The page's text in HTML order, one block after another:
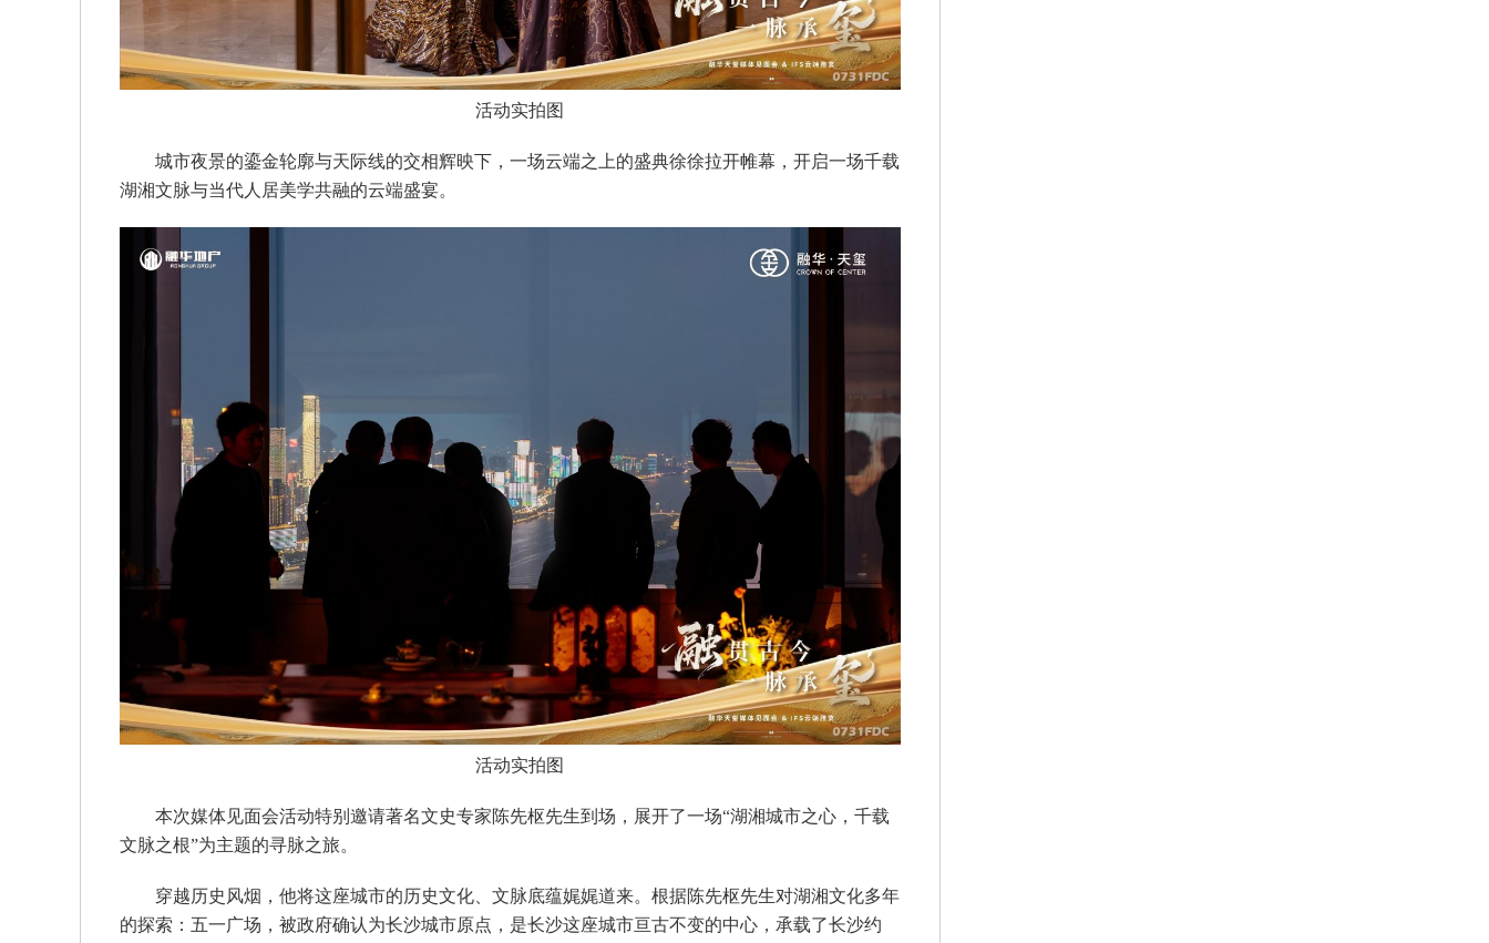
活动实拍图
城市夜景的鎏金轮廓与天际线的交相辉映下，一场云端之上的盛典徐徐拉开帷幕，开启一场千载
湖湘文脉与当代人居美学共融的云端盛宴。
活动实拍图
本次媒体见面会活动特别邀请著名文史专家陈先枢先生到场，展开了一场“湖湘城市之心，千载
文脉之根”为主题的寻脉之旅。
穿越历史风烟，他将这座城市的历史文化、文脉底蕴娓娓道来。根据陈先枢先生对湖湘文化多年
的探索：五一广场，被政府确认为长沙城市原点，是长沙这座城市亘古不变的中心，承载了长沙约